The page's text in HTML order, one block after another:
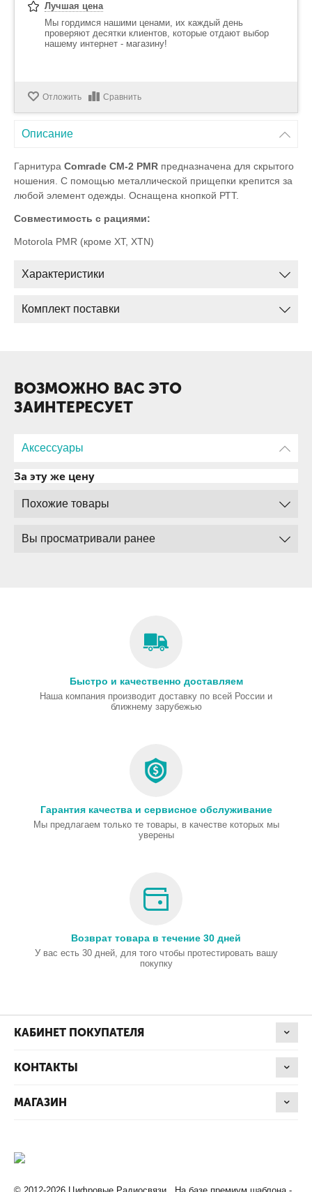
Лучшая цена
Мы гордимся нашими ценами, их каждый день
проверяют десятки клиентов, которые отдают выбор
нашему интернет - магазину!
Отложить Сравнить
Описание
Гарнитура Comrade CM-2 PMR предназначена для скрытого
ношения. С помощью металлической прищепки крепится за
любой элемент одежды. Оснащена кнопкой РТТ.
Совместимость с рациями:
Motorola PMR (кроме XT, XTN)
Характеристики
Комплект поставки
ВОЗМОЖНО ВАС ЭТО
ЗАИНТЕРЕСУЕТ
Аксессуары
За эту же цену
Похожие товары
Вы просматривали ранее
Быстро и качественно доставляем
Наша компания производит доставку по всей России и
ближнему зарубежью
Гарантия качества и сервисное обслуживание
Мы предлагаем только те товары, в качестве которых мы
уверены
Возврат товара в течение 30 дней
У вас есть 30 дней, для того чтобы протестировать вашу
покупку
КАБИНЕТ ПОКУПАТЕЛЯ
КОНТАКТЫ
МАГАЗИН